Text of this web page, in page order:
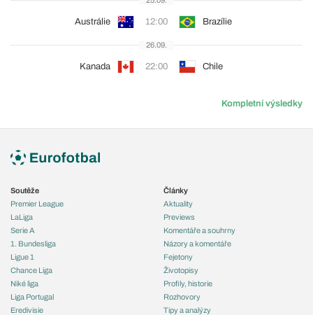
Austrálie 12:00 Brazílie
26.09.
Kanada 22:00 Chile
Kompletní výsledky
Soutěže
Premier League
LaLiga
Serie A
1. Bundesliga
Ligue 1
Chance Liga
Niké liga
Liga Portugal
Eredivisie
Články
Aktuality
Previews
Komentáře a souhrny
Názory a komentáře
Fejetony
Životopisy
Profily, historie
Rozhovory
Tipy a analýzy